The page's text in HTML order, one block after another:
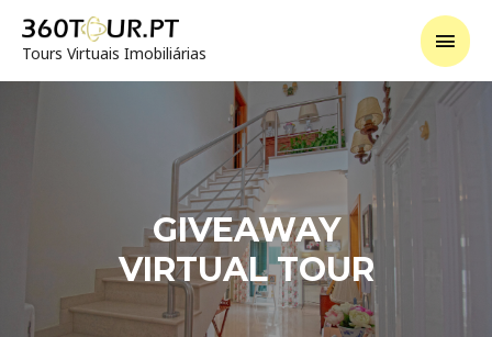
Tours Virtuais Imobiliárias
GIVEAWAY
VIRTUAL TOUR